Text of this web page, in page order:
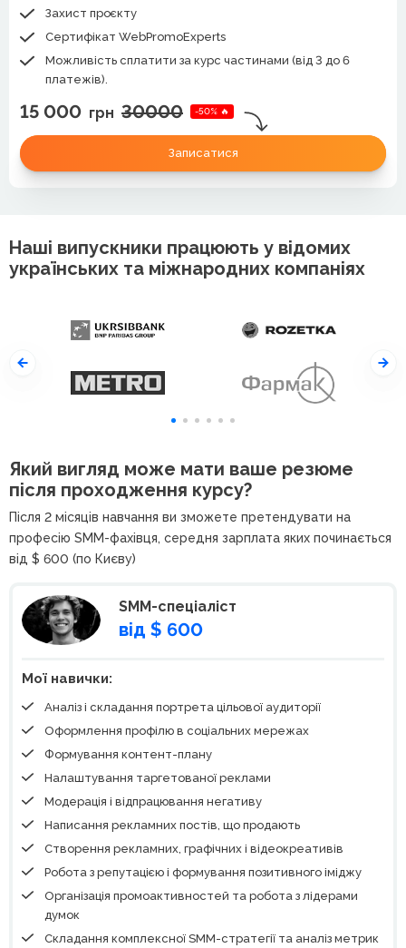
Захист проєкту
Сертифікат WebPromoExperts
Можливість сплатити за курс частинами (від 3 до 6
платежів).
15 000 грн 30000 -50% 🔥
Записатися
Наші випускники працюють у відомих
українських та міжнародних компаніях
Який вигляд може мати ваше резюме
після проходження курсу?
Після 2 місяців навчання ви зможете претендувати на
професію SMM-фахівця, середня зарплата яких починається
від $ 600 (по Києву)
SMM-спеціаліст
від $ 600
Мої навички:
Аналіз і складання портрета цільової аудиторії
Оформлення профілю в соціальних мережах
Формування контент-плану
Налаштування таргетованої реклами
Модерація і відпрацювання негативу
Написання рекламних постів, що продають
Створення рекламних, графічних і відеокреативів
Робота з репутацією і формування позитивного іміджу
Організація промоактивностей та робота з лідерами
думок
Складання комплексної SMM-стратегії та аналіз метрик